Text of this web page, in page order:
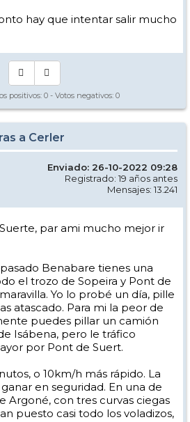
hay que intentar salir mucho
positivos: 0 - Votos negativos: 0
a Cerler
Enviado: 26-10-2022 09:28
Registrado: 19 años antes
Mensajes: 13.241
par ami mucho mejor ir
Benabare tienes una
el trozo de Sopeira y Pont de
Yo lo probé un día, pille
atascado. Para mi la peor de
puedes pillar un camión
Isábena, pero le tráfico
por Pont de Suert.
o 10km/h más rápido. La
en seguridad. En una de
Argoné, con tres curvas ciegas
puesto casi todo los voladizos,